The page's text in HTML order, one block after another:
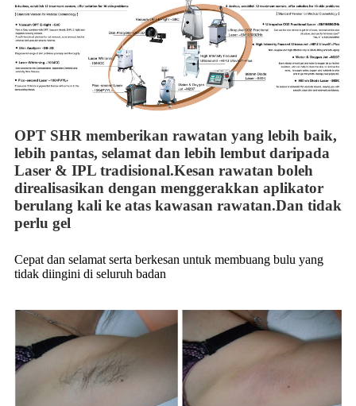
OPT SHR memberikan rawatan yang lebih baik,
lebih pantas, selamat dan lebih lembut daripada
Laser & IPL tradisional.Kesan rawatan boleh
direalisasikan dengan menggerakkan aplikator
berulang kali ke atas kawasan rawatan.Dan tidak
perlu gel
Cepat dan selamat serta berkesan untuk membuang bulu yang
tidak diingini di seluruh badan